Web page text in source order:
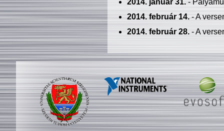
2014. február 14.- A
2014. február 28.- A